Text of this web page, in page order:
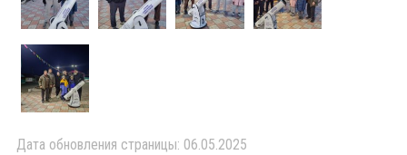
Дата обновления страницы: 06.05.2025